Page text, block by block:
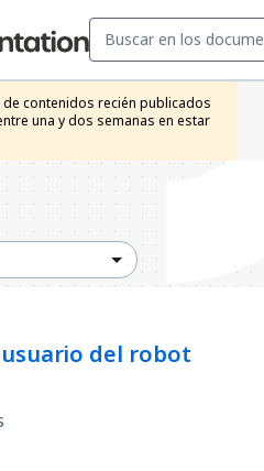
de contenidos recién publicados
una y dos semanas en estar
del robot